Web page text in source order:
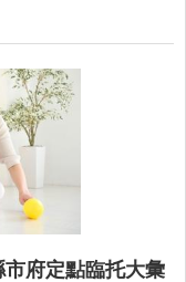
府定點臨托大彙